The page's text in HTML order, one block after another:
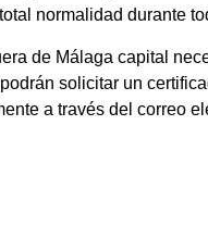
normalidad durante
de Málaga capital
solicitar un
a través del